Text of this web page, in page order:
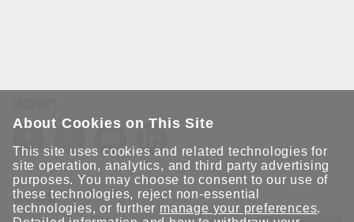
保持聯繫
About Cookies on This Site
This site uses cookies and related technologies for
site operation, analytics, and third party advertising
purposes. You may choose to consent to our use of
these technologies, reject non-essential
technologies, or further manage your preferences.